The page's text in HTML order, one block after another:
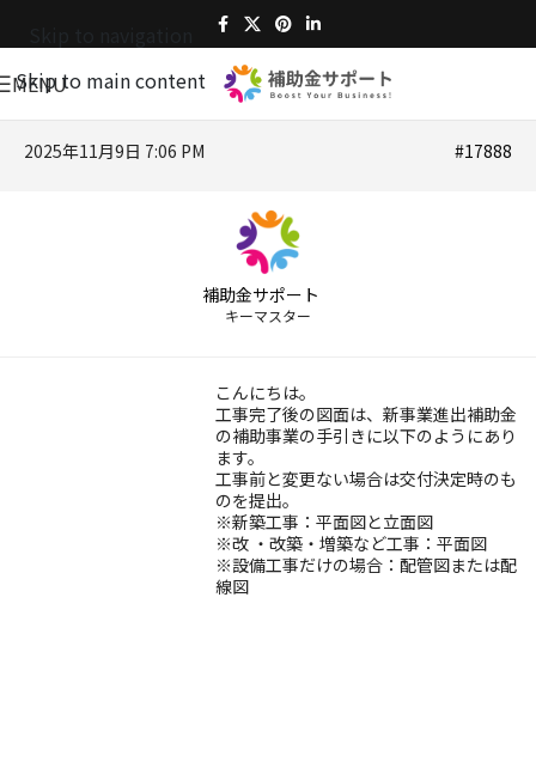
Skip to main content
MENU
2025年11月9日 7:06 PM #17888
補助金サポート
キーマスター
こんにちは。
工事完了後の図面は、新事業進出補助金
の補助事業の手引きに以下のようにあり
ます。
工事前と変更ない場合は交付決定時のも
のを提出。
※新築工事：平面図と立面図
※改 ・改築・増築など工事：平面図
※設備工事だけの場合：配管図または配
線図